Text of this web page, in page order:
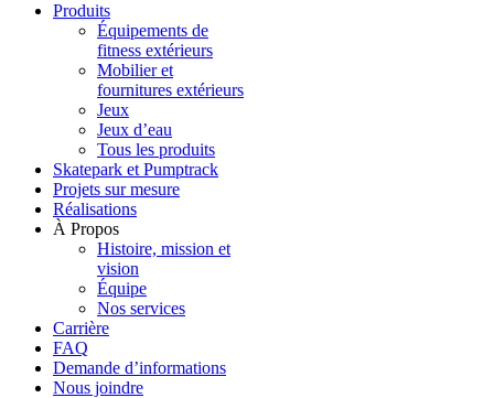
Produits
Équipements de
fitness extérieurs
Mobilier et
fournitures extérieurs
Jeux
Jeux d’eau
Tous les produits
Skatepark et Pumptrack
Projets sur mesure
Réalisations
À Propos
Histoire, mission et
vision
Équipe
Nos services
Carrière
FAQ
Demande d’informations
Nous joindre